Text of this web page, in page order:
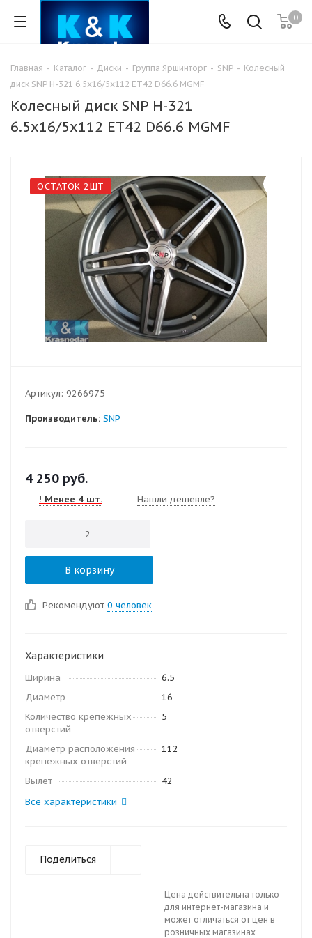
0
Главная - Каталог - Диски - Группа Яршинторг - SNP - Колесный
диск SNP H-321 6.5x16/5x112 ET42 D66.6 MGMF
Колесный диск SNP H-321
6.5x16/5x112 ET42 D66.6 MGMF
ОСТАТОК 2ШТ
Артикул: 9266975
Производитель: SNP
4 250 руб.
! Менее 4 шт. Нашли дешевле?
В корзину
Рекомендуют 0 человек
Характеристики
Ширина
6.5
Диаметр
16
Количество крепежных
отверстий
5
Диаметр расположения
крепежных отверстий
112
Вылет
42
Все характеристики
Поделиться
Цена действительна только
для интернет-магазина и
может отличаться от цен в
розничных магазинах